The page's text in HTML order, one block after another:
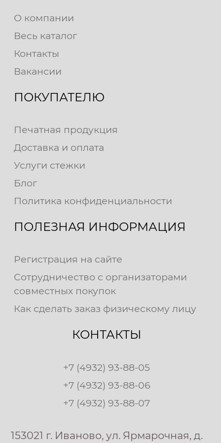
О компании
Весь каталог
Контакты
Вакансии
ПОКУПАТЕЛЮ
Печатная продукция
Доставка и оплата
Услуги стежки
Блог
Политика конфиденциальности
ПОЛЕЗНАЯ ИНФОРМАЦИЯ
Регистрация на сайте
Сотрудничество с организаторами
совместных покупок
Как сделать заказ физическому лицу
КОНТАКТЫ
+7 (4932) 93-88-05
+7 (4932) 93-88-06
+7 (4932) 93-88-07
153021 г. Иваново, ул. Ярмарочная, д.